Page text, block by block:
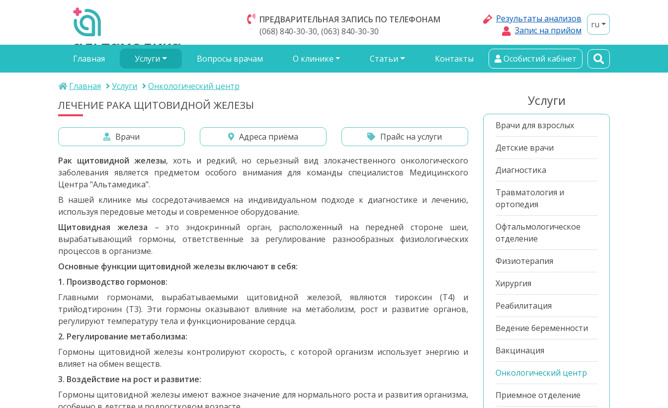
альтамедика
медичний центр
ПРЕДВАРИТЕЛЬНАЯ ЗАПИСЬ ПО ТЕЛЕФОНАМ
(068) 840-30-30, (063) 840-30-30
Результаты анализов
Запис на прийом
ru
Главная Услуги Вопросы врачам О клинике Статьи Контакты Особистий кабінет
Главная Услуги Онкологический центр
ЛЕЧЕНИЕ РАКА ЩИТОВИДНОЙ ЖЕЛЕЗЫ
Врачи Адреса приёма Прайс на услуги
Рак щитовидной железы, хоть и редкий, но серьезный вид злокачественного онкологического
заболевания является предметом особого внимания для команды специалистов Медицинского
Центра "Альтамедика".
В нашей клинике мы сосредотачиваемся на индивидуальном подходе к диагностике и лечению,
используя передовые методы и современное оборудование.
Щитовидная железа – это эндокринный орган, расположенный на передней стороне шеи,
вырабатывающий гормоны, ответственные за регулирование разнообразных физиологических
процессов в организме.
Основные функции щитовидной железы включают в себя:
1. Производство гормонов:
Главными гормонами, вырабатываемыми щитовидной железой, являются тироксин (Т4) и
трийодтиронин (Т3). Эти гормоны оказывают влияние на метаболизм, рост и развитие органов,
регулируют температуру тела и функционирование сердца.
2. Регулирование метаболизма:
Гормоны щитовидной железы контролируют скорость, с которой организм использует энергию и
влияет на обмен веществ.
3. Воздействие на рост и развитие:
Гормоны щитовидной железы имеют важное значение для нормального роста и развития организма,
Услуги
Врачи для взрослых
Детские врачи
Диагностика
Травматология и
ортопедия
Офтальмологическое
отделение
Физиотерапия
Хирургия
Реабилитация
Ведение беременности
Вакцинация
Онкологический центр
Приемное отделение